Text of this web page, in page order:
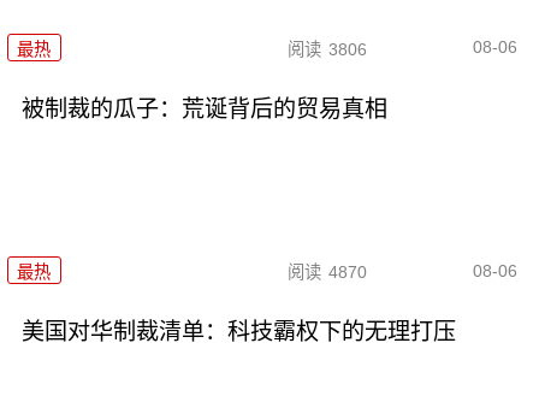
最热 阅读 3806 08-06
被制裁的瓜子：荒诞背后的贸易真相
最热 阅读 4870 08-06
美国对华制裁清单：科技霸权下的无理打压